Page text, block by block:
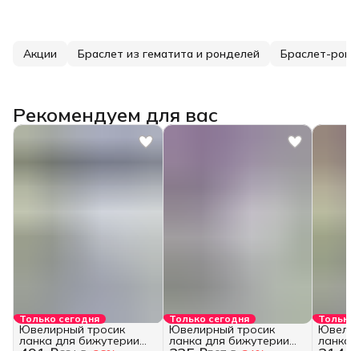
Акции Браслет из гематита и ронделей Браслет-
Рекомендуем для вас
Только сегодня
Ювелирный тросик
ланка для бижутерии
Только сегодня
Ювелирный тросик
ланка для бижутерии
Только
ланка